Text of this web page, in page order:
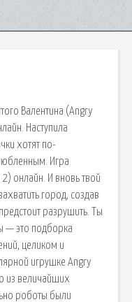
Валентина (Angry
Наступила
хотят по-
Игра
онлайн. И вновь твой
город, создав
разрушить. Ты
— это подборка
целиком и
игрушке Angry
из величайших
роботы были